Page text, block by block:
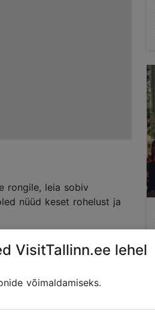
rongile, leia sobiv
nüüd keset rohelust ja
VisitTallinn.ee lehel
võimaldamiseks.